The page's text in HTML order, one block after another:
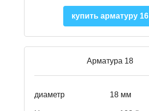
купить арматуру 16
Арматура 18
диаметр 18 мм